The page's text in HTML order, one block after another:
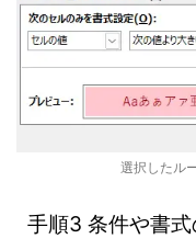
選択したル
手順3 条件や書式